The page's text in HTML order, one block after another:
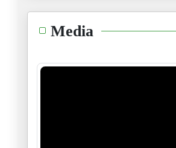
28/12/2025
أستراليا والحاخام إيلي شلانغر
Media